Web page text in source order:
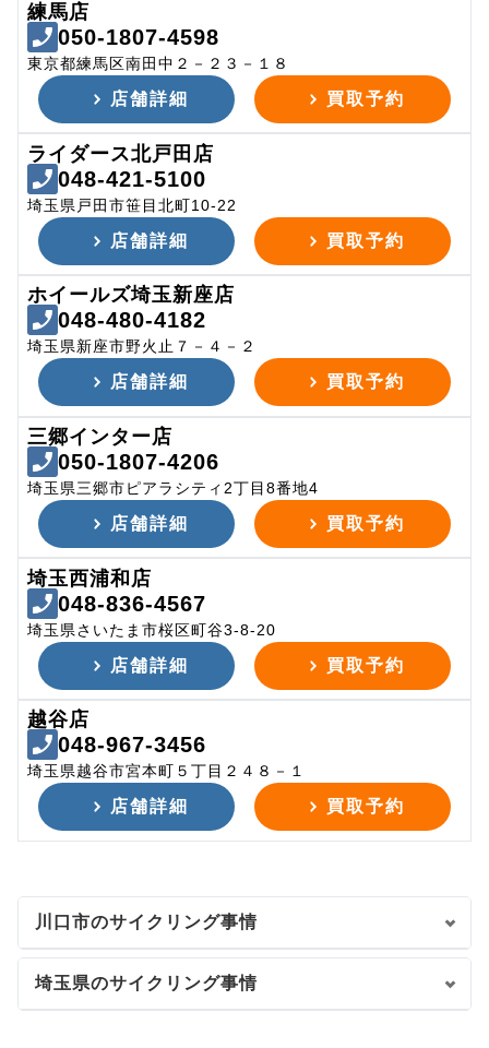
練馬店
050-1807-4598
東京都練馬区南田中２－２３－１８
店舗詳細 買取予約
ライダース北戸田店
048-421-5100
埼玉県戸田市笹目北町10-22
店舗詳細 買取予約
ホイールズ埼玉新座店
048-480-4182
埼玉県新座市野火止７－４－２
店舗詳細 買取予約
三郷インター店
050-1807-4206
埼玉県三郷市ピアラシティ2丁目8番地4
店舗詳細 買取予約
埼玉西浦和店
048-836-4567
埼玉県さいたま市桜区町谷3-8-20
店舗詳細 買取予約
越谷店
048-967-3456
埼玉県越谷市宮本町５丁目２４８－１
店舗詳細 買取予約
川口市のサイクリング事情
埼玉県のサイクリング事情